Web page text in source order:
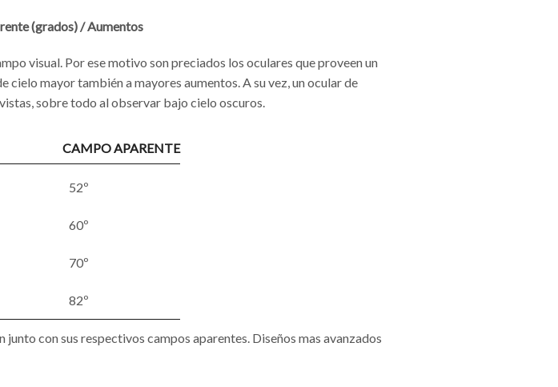
(grados) / Aumentos
visual. Por ese motivo son preciados los oculares que proveen un
mayor también a mayores aumentos. A su vez, un ocular de
sobre todo al observar bajo cielo oscuros.
CAMPO APARENTE
52º
60º
70º
82º
con sus respectivos campos aparentes. Diseños mas avanzados